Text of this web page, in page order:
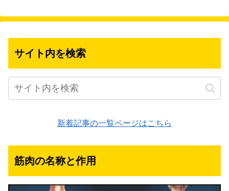
サイト内を検索
新着記事の一覧ページはこちら
筋肉の名称と作用